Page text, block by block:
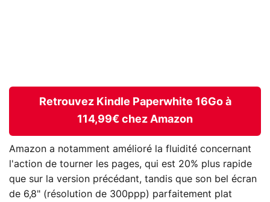
Retrouvez Kindle Paperwhite 16Go à
114,99€ chez Amazon
Amazon a notamment amélioré la fluidité concernant
l'action de tourner les pages, qui est 20% plus rapide
que sur la version précédant, tandis que son bel écran
de 6,8" (résolution de 300ppp) parfaitement plat